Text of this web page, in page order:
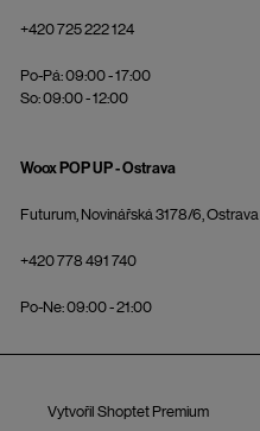
+420 725 222 124
Po-Pá: 09:00 - 17:00
So: 09:00 - 12:00
Woox POP UP - Ostrava
Futurum, Novinářská 3178/6, Ostrava
+420 778 491 740
Po-Ne: 09:00 - 21:00
Vytvořil Shoptet Premium